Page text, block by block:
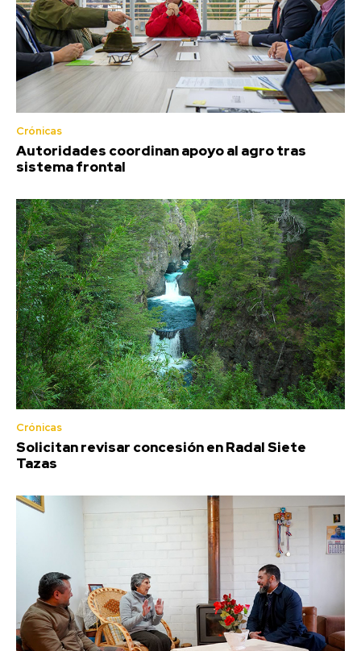
Crónicas
Autoridades coordinan apoyo al agro tras
sistema frontal
Crónicas
Solicitan revisar concesión en Radal Siete
Tazas